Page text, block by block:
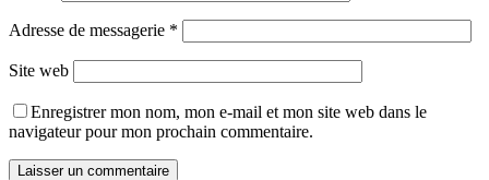
Adresse de messagerie *
Site web
Enregistrer mon nom, mon e-mail et mon site web dans le
navigateur pour mon prochain commentaire.